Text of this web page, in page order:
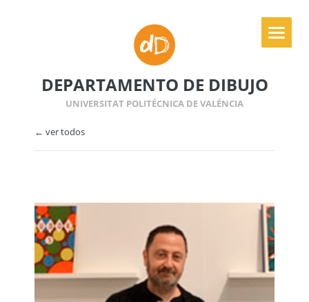
DEPARTAMENTO DE DIBUJO
UNIVERSITAT POLITÉCNICA DE VALÉNCIA
← ver todos